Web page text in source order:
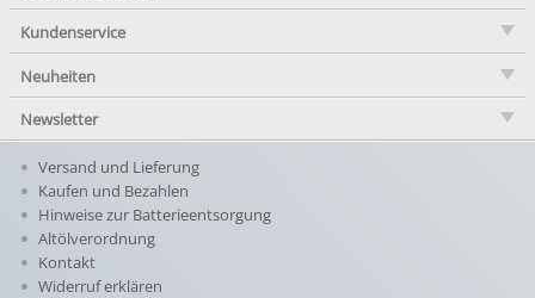
Kundenservice
Neuheiten
Newsletter
Versand und Lieferung
Kaufen und Bezahlen
Hinweise zur Batterieentsorgung
Altölverordnung
Kontakt
Widerruf erklären